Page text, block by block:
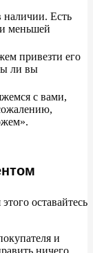
наличии. Есть
меньшей
привезти его
ли вы
с вами,
оставайтесь
и
ничего